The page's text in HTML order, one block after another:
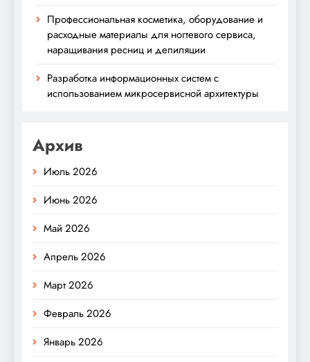
Профессиональная косметика, оборудование и
расходные материалы для ногтевого сервиса,
наращивания ресниц и депиляции
Разработка информационных систем с
использованием микросервисной архитектуры
Архив
Июль 2026
Июнь 2026
Май 2026
Апрель 2026
Март 2026
Февраль 2026
Январь 2026